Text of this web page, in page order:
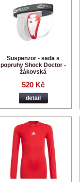
Suspenzor - sada s
popruhy Shock Doctor -
žákovská
520 Kč
detail